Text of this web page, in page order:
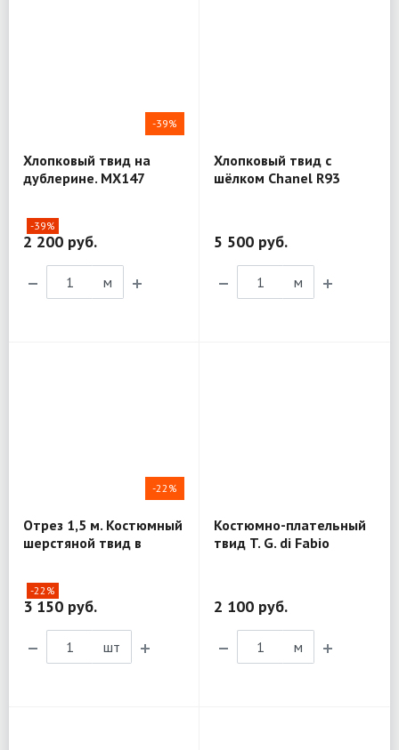
-39%
Хлопковый твид на
дублерине. MX147
-39%
2 200 руб.
м
Хлопковый твид с
шёлком Chanel R93
5 500 руб.
м
-22%
Отрез 1,5 м. Костюмный
шерстяной твид в
-22%
3 150 руб.
шт
Костюмно-плательный
твид T. G. di Fabio
2 100 руб.
м